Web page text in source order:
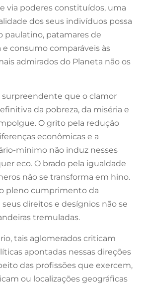
via poderes constituídos, uma
dos seus indivíduos possa
paulatino, patamares de
consumo comparáveis às
admirados do Planeta não os
surpreendente que o clamor
da pobreza, da miséria e
O grito pela redução
econômicas e a
mínimo não induz nesses
eco. O brado pela igualdade
não se transforma em hino.
pleno cumprimento da
direitos e desígnios não se
tremuladas.
tais aglomerados criticam
apontadas nessas direções
das profissões que exercem,
ou localizações geográficas